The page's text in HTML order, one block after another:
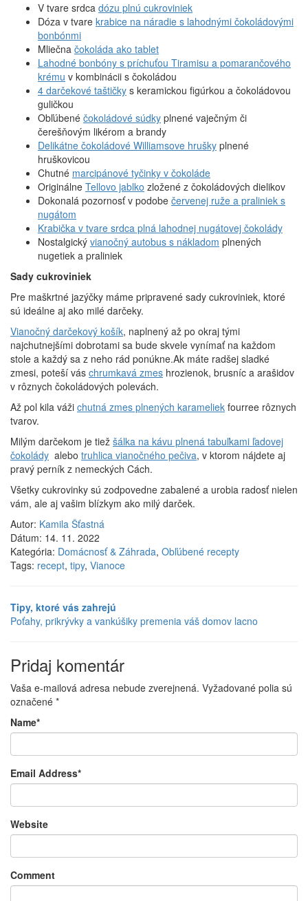
V tvare srdca dózu plnú cukroviniek
Dóza v tvare krabice na náradie s lahodnými čokoládovými
bonbónmi
Mliečna čokoláda ako tablet
Lahodné bonbóny s príchuťou Tiramisu a pomarančového
krému v kombinácii s čokoládou
4 darčekové taštičky s keramickou figúrkou a čokoládovou
guličkou
Obľúbené čokoládové súdky plnené vaječným či
čerešňovým likérom a brandy
Delikátne čokoládové Williamsove hrušky plnené
hruškovicou
Chutné marcipánové tyčinky v čokoláde
Originálne Tellovo jablko zložené z čokoládových dielikov
Dokonalá pozornosť v podobe červenej ruže a praliniek s
nugátom
Krabička v tvare srdca plná lahodnej nugátovej čokolády
Nostalgický vianočný autobus s nákladom plnených
nugetiek a praliniek
Sady cukroviniek
Pre maškrtné jazýčky máme pripravené sady cukroviniek, ktoré
sú ideálne aj ako milé darčeky.
Vianočný darčekový košík, naplnený až po okraj tými
najchutnejšími dobrotami sa bude skvele vynímať na každom
stole a každý sa z neho rád ponúkne.Ak máte radšej sladké
zmesi, poteší vás chrumkavá zmes hrozienok, brusníc a arašidov
v rôznych čokoládových polevách.
Až pol kila váži chutná zmes plnených karameliek fourree rôznych
tvarov.
Milým darčekom je tiež šálka na kávu plnená tabuľkami ľadovej
čokolády alebo truhlica vianočného pečiva, v ktorom nájdete aj
pravý perník z nemeckých Cách.
Všetky cukrovinky sú zodpovedne zabalené a urobia radosť nielen
vám, ale aj vašim blízkym ako milý darček.
Autor: Kamila Šťastná
Dátum: 14. 11. 2022
Kategória: Domácnosť & Záhrada, Obľúbené recepty
Tags: recept, tipy, Vianoce
Tipy, ktoré vás zahrejú
Poťahy, prikrývky a vankúšiky premenia váš domov lacno
Pridaj komentár
Vaša e-mailová adresa nebude zverejnená. Vyžadované polia sú
označené *
Name*
Email Address*
Website
Comment